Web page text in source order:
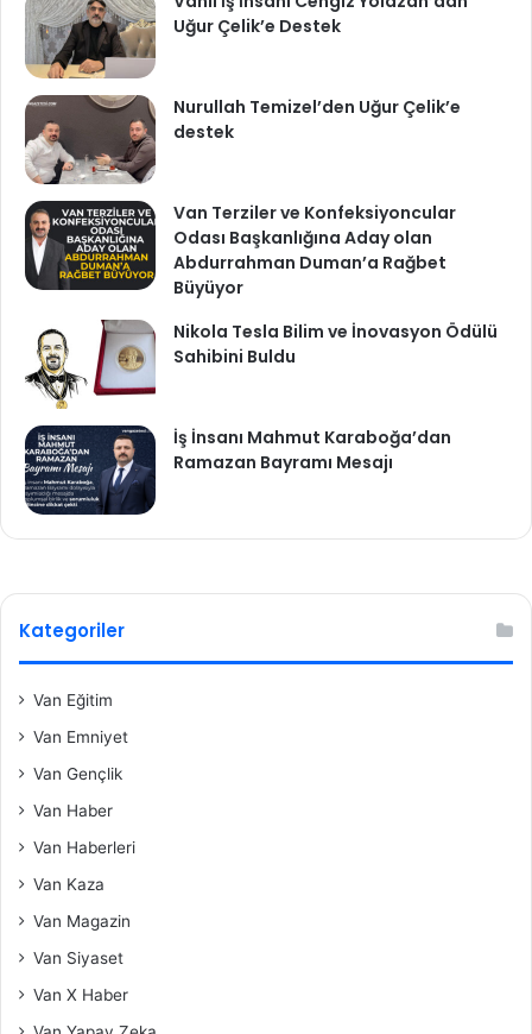
Uğur Çelik’e Destek
Nurullah Temizel’den Uğur Çelik’e
destek
Van Terziler ve Konfeksiyoncular
Odası Başkanlığına Aday olan
Abdurrahman Duman’a Rağbet
Büyüyor
Nikola Tesla Bilim ve İnovasyon Ödülü
Sahibini Buldu
İş İnsanı Mahmut Karaboğa’dan
Ramazan Bayramı Mesajı
Kategoriler
Van Eğitim
Van Emniyet
Van Gençlik
Van Haber
Van Haberleri
Van Kaza
Van Magazin
Van Siyaset
Van X Haber